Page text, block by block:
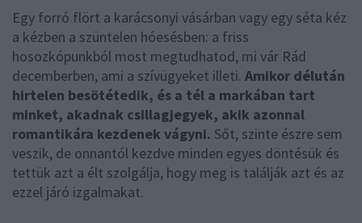
Egy forró flört a karácsonyi vásárban vagy egy séta kéz
a kézben a szüntelen hóesésben: a friss
hosozkópunkból most megtudhatod, mi vár Rád
decemberben, ami a szívügyeket illeti. Amikor délután
hirtelen besötétedik, és a tél a markában tart
minket, akadnak csillagjegyek, akik azonnal
romantikára kezdenek vágyni. Sőt, szinte észre sem
veszik, de onnantól kezdve minden egyes döntésük és
tettük azt a élt szolgálja, hogy meg is találják azt és az
ezzel járó izgalmakat.